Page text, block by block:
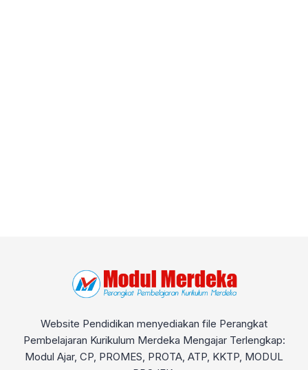
Website Pendidikan menyediakan file Perangkat
Pembelajaran Kurikulum Merdeka Mengajar Terlengkap:
Modul Ajar, CP, PROMES, PROTA, ATP, KKTP, MODUL